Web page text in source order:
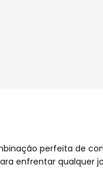
perfeita de
enfrentar qualquer